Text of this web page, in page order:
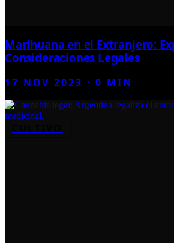
Marihuana en el Extranjero:
Consideraciones Legales
17 NOV 2023 ·0 MIN